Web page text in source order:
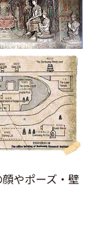
やポーズ・壁